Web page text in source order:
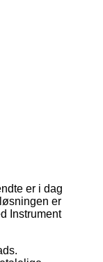
er i dag
er
Instrument